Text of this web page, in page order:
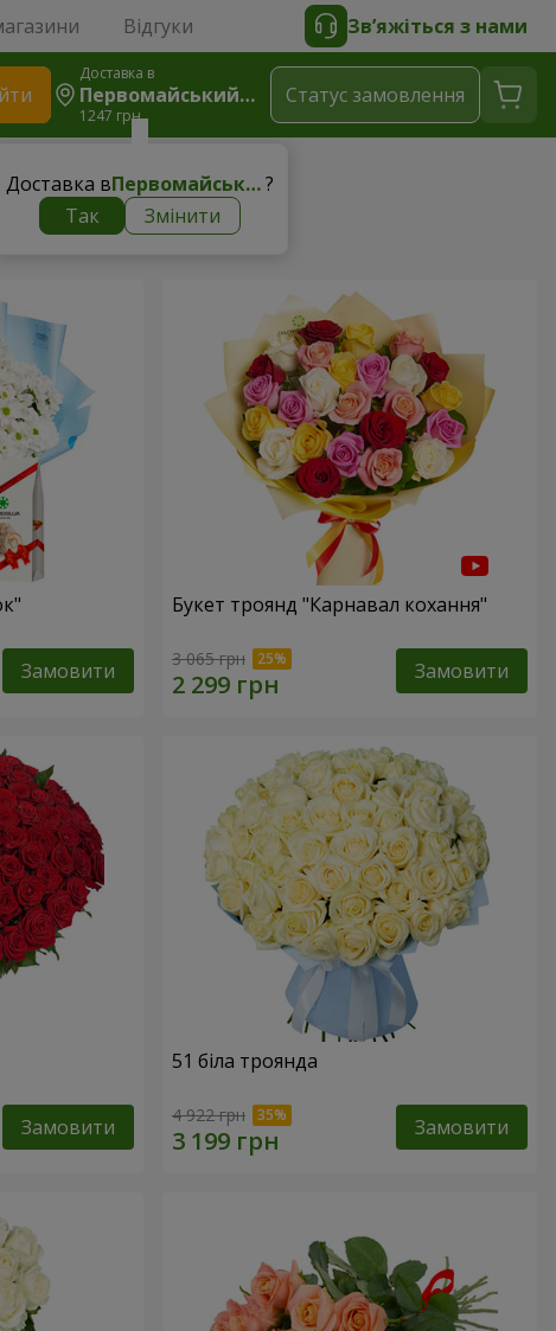
Відгуки Зв’яжіться з нами
Доставка в
Первомайський (Харківська Область)
1247 грн
Доставка в Первомайський (Харківська область)?
Так
Змінити
Статус замовлення
Замовити
Букет троянд "Карнавал кохання"
3 065 грн Замовити
Замовити
51 біла троянда
4 922 грн Замовити